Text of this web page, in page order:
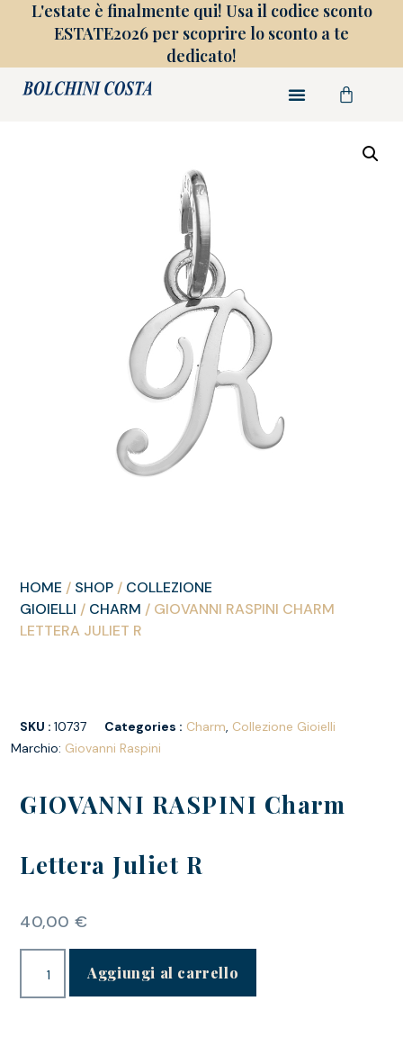
L'estate è finalmente qui! Usa il codice sconto
ESTATE2026 per scoprire lo sconto a te
dedicato!
HOME / SHOP / COLLEZIONE
GIOIELLI / CHARM / GIOVANNI RASPINI CHARM
LETTERA JULIET R
SKU :10737 Categories : Charm, Collezione Gioielli
Marchio: Giovanni Raspini
GIOVANNI RASPINI Charm
Lettera Juliet R
40,00 €
Aggiungi al carrello